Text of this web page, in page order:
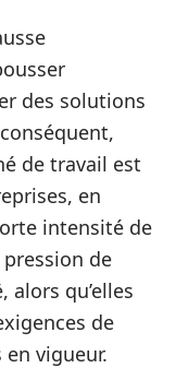
des solutions
de travail est
en
intensité de
de
qu’elles
de
vigueur.